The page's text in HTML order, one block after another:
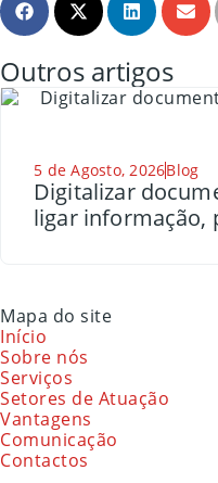
Outros artigos
5 de Agosto, 2026Blog
Digitalizar
ligar informação,
Mapa do site
Início
Sobre nós
Serviços
Setores de Atuação
Vantagens
Comunicação
Contactos